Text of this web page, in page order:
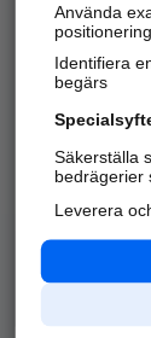
Alla
API & Kartor
Använda
positionering
Identifiera
begärs
Säkerställa
bedrägerier
Leverera